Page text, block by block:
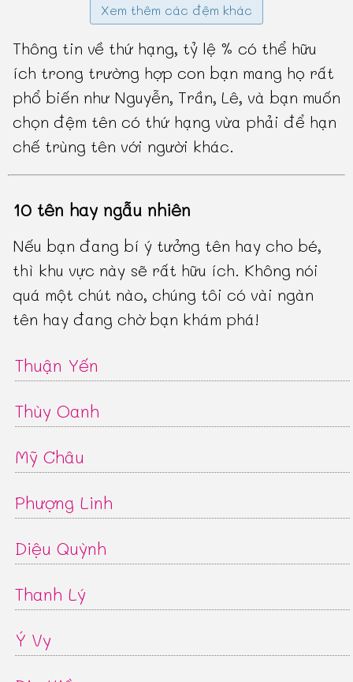
Xem thêm các đệm khác
Thông tin về thứ hạng, tỷ lệ % có thể hữu
ích trong trường hợp con bạn mang họ rất
phổ biến như Nguyễn, Trần, Lê, và bạn muốn
chọn đệm tên có thứ hạng vừa phải để hạn
chế trùng tên với người khác.
10 tên hay ngẫu nhiên
Nếu bạn đang bí ý tưởng tên hay cho bé,
thì khu vực này sẽ rất hữu ích. Không nói
quá một chút nào, chúng tôi có vài ngàn
tên hay đang chờ bạn khám phá!
Thuận Yến
Thùy Oanh
Mỹ Châu
Phượng Linh
Diệu Quỳnh
Thanh Lý
Ý Vy